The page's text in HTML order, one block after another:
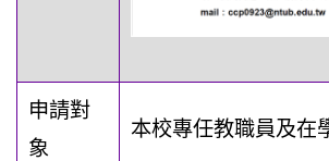
申請對
象
本校專任教職員及在